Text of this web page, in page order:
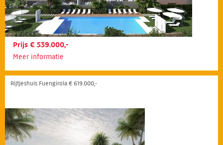
Prijs € 539.000,-
Meer informatie
Rijtjeshuis Fuengirola € 619.000,-